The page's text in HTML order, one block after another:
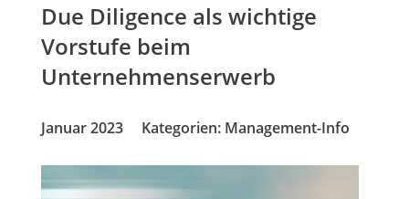
Due Diligence als wichtige
Vorstufe beim
Unternehmenserwerb
Januar 2023 Kategorien: Management-Info